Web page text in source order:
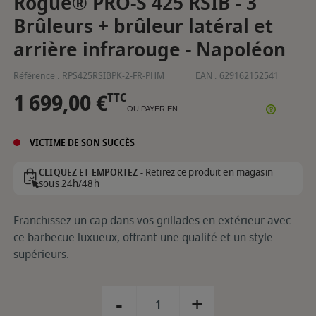
Brûleurs + brûleur latéral et
arrière infrarouge - Napoléon
Référence : RPS425RSIBPK-2-FR-PHM EAN : 629162152541
1 699,00 €TTC
OU PAYER EN
VICTIME DE SON SUCCÈS
CLIQUEZ ET EMPORTEZ -Retirez ce produit en magasin
sous 24h/48h
Franchissez un cap dans vos grillades en extérieur avec
ce barbecue luxueux, offrant une qualité et un style
supérieurs.
- +